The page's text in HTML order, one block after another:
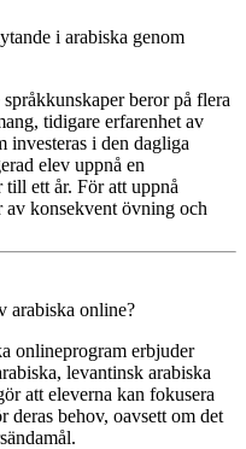
i arabiska genom
beror på flera
tidigare erfarenhet av
investeras i den dagliga
elev uppnå en
ett år. För att uppnå
konsekvent övning och
arabiska online?
onlineprogram erbjuder
levantinsk arabiska
att eleverna kan fokusera
deras behov, oavsett om det